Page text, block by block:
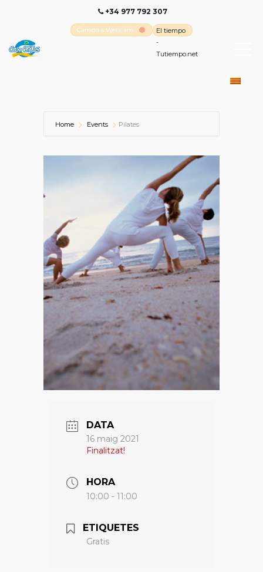
+34 977 792 307
Cambrils Webcam
El tiempo
-
Tutiempo.net
Home Events Pilates
DATA
16 maig 2021
Finalitzat!
HORA
10:00 - 11:00
ETIQUETES
Gratis